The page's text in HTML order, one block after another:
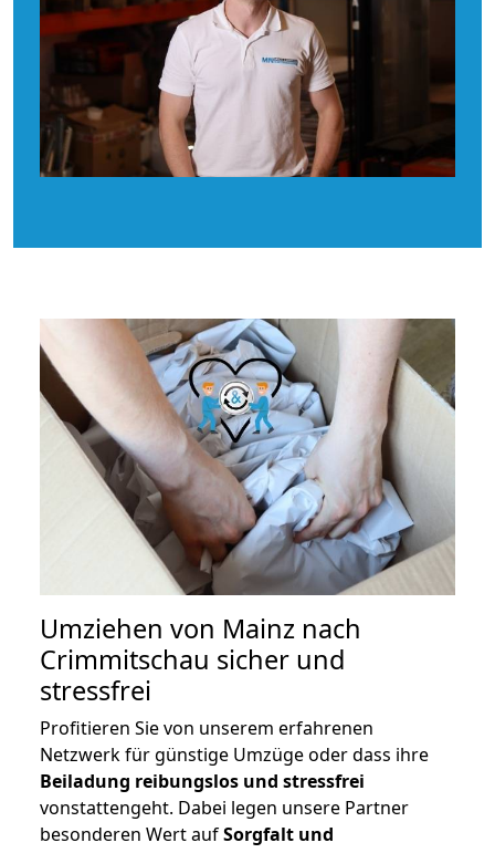
Umziehen von Mainz nach
Crimmitschau sicher und
stressfrei
Profitieren Sie von unserem erfahrenen
Netzwerk für günstige Umzüge oder dass ihre
Beiladung reibungslos und stressfrei
vonstattengeht. Dabei legen unsere Partner
besonderen Wert aufSorgfalt und